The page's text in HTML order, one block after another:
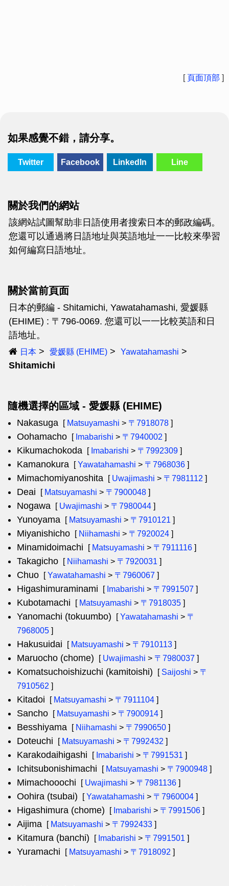
[ 頁面頂部 ]
如果感覺不錯，請分享。
Twitter Facebook LinkedIn Line
關於我們的網站
該網站試圖幫助非日語使用者搜索日本的郵政編碼。
您還可以通過將日語地址與英語地址一一比較來學習
如何編寫日語地址。
關於當前頁面
日本的郵編 - Shitamichi, Yawatahamashi, 愛媛縣
(EHIME) : 〒796-0069. 您還可以一一比較英語和日
語地址。
日本 愛媛縣 (EHIME) Yawatahamashi
Shitamichi
隨機選擇的區域 - 愛媛縣 (EHIME)
Nakasuga [ Matsuyamashi > 〒7918078 ]
Oohamacho [ Imabarishi > 〒7940002 ]
Kikumachokoda [ Imabarishi > 〒7992309 ]
Kamanokura [Yawatahamashi > 〒7968036 ]
Mimachomiyanoshita [ Uwajimashi > 〒7981112 ]
Deai [ Matsuyamashi > 〒7900048 ]
Nogawa [ Uwajimashi > 〒7980044 ]
Yunoyama [ Matsuyamashi > 〒7910121 ]
Miyanishicho [ Niihamashi > 〒7920024 ]
Minamidoimachi [ Matsuyamashi > 〒7911116 ]
Takagicho [ Niihamashi > 〒7920031 ]
Chuo [Yawatahamashi > 〒7960067 ]
Higashimuraminami [ Imabarishi > 〒7991507 ]
Kubotamachi [ Matsuyamashi > 〒7918035 ]
Yanomachi (tokuumbo) [Yawatahamashi > 〒
7968005 ]
Hakusuidai [ Matsuyamashi > 〒7910113 ]
Maruocho (chome) [ Uwajimashi > 〒7980037 ]
Komatsuchoishizuchi (kamitoishi) [ Saijoshi > 〒
7910562 ]
Kitadoi [ Matsuyamashi > 〒7911104 ]
Sancho [ Matsuyamashi > 〒7900914 ]
Besshiyama [ Niihamashi > 〒7990650 ]
Doteuchi [ Matsuyamashi > 〒7992432 ]
Karakodaihigashi [ Imabarishi > 〒7991531 ]
Ichitsubonishimachi [ Matsuyamashi > 〒7900948 ]
Mimachooochi [ Uwajimashi > 〒7981136 ]
Oohira (tsubai) [Yawatahamashi > 〒7960004 ]
Higashimura (chome) [ Imabarishi > 〒7991506 ]
Aijima [ Matsuyamashi > 〒7992433 ]
Kitamura (banchi) [ Imabarishi > 〒7991501 ]
Yuramachi [ Matsuyamashi > 〒7918092 ]